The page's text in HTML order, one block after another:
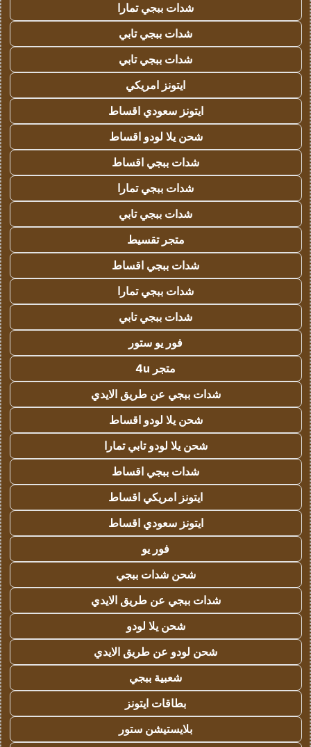
شدات ببجي تمارا
شدات ببجي تابي
شدات ببجي تابي
ايتونز امريكي
ايتونز سعودي اقساط
شحن يلا لودو اقساط
شدات ببجي اقساط
شدات ببجي تمارا
شدات ببجي تابي
متجر تقسيط
شدات ببجي اقساط
شدات ببجي تمارا
شدات ببجي تابي
فور يو ستور
متجر 4u
شدات ببجي عن طريق الايدي
شحن يلا لودو اقساط
شحن يلا لودو تابي تمارا
شدات ببجي اقساط
ايتونز امريكي اقساط
ايتونز سعودي اقساط
فور يو
شحن شدات ببجي
شدات ببجي عن طريق الايدي
شحن يلا لودو
شحن لودو عن طريق الايدي
شعبية ببجي
بطاقات ايتونز
بلايستيشن ستور